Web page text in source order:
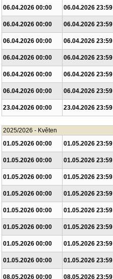
06.04.2026 00:00
06.04.2026 23:59
06.04.2026 00:00
06.04.2026 23:59
06.04.2026 00:00
06.04.2026 23:59
06.04.2026 00:00
06.04.2026 23:59
06.04.2026 00:00
06.04.2026 23:59
06.04.2026 00:00
06.04.2026 23:59
23.04.2026 00:00
23.04.2026 23:59
2025/2026 - Květen
01.05.2026 00:00
01.05.2026 23:59
01.05.2026 00:00
01.05.2026 23:59
01.05.2026 00:00
01.05.2026 23:59
01.05.2026 00:00
01.05.2026 23:59
01.05.2026 00:00
01.05.2026 23:59
01.05.2026 00:00
01.05.2026 23:59
01.05.2026 00:00
01.05.2026 23:59
01.05.2026 00:00
01.05.2026 23:59
08.05.2026 00:00
08.05.2026 23:59